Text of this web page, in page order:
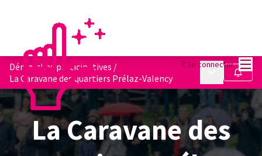
Se connecter
Démarches participatives /
La Caravane des quartiers Prélaz-Valency
Menu Suivre
La Caravane des